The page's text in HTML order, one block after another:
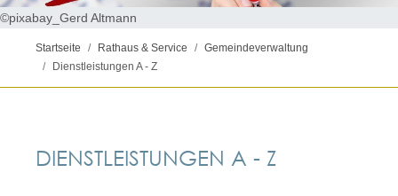
©pixabay_Gerd Altmann
Startseite Rathaus & Service
Gemeindeverwaltung
Dienstleistungen A - Z
DIENSTLEISTUNGEN A - Z